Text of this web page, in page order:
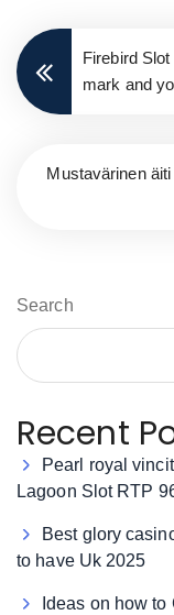
Firebird
mark and
Mustavärinen
Search
Recent
Pearl royal
Lagoon Slot RTP
Best glory
to have Uk 2025
Ideas on how